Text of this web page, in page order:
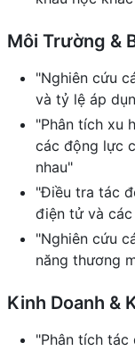
Môi Trường &
"Nghiên cứu
và tỷ lệ áp
"Phân tích xu
các động lực
nhau"
"Điều tra tác
điện tử và
"Nghiên cứu
năng thương
Kinh Doanh &
"Phân tích tác